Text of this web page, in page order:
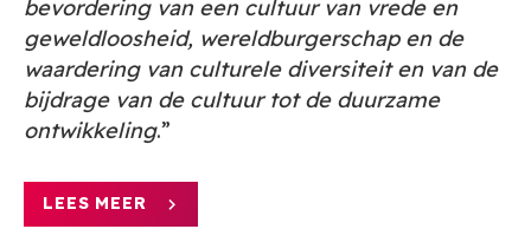
bevordering van een cultuur van vrede en
geweldloosheid, wereldburgerschap en de
waardering van culturele diversiteit en van de
bijdrage van de cultuur tot de duurzame
ontwikkeling.”
LEES MEER